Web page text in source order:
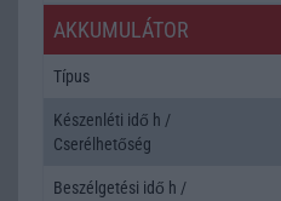
AKKUMULÁTOR
Típus
Készenléti idő h /
Cserélhetőség
Beszélgetési idő h /